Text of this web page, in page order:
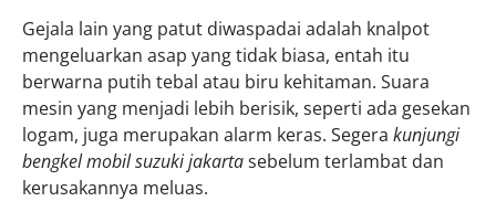
Gejala lain yang patut diwaspadai adalah knalpot
mengeluarkan asap yang tidak biasa, entah itu
berwarna putih tebal atau biru kehitaman. Suara
mesin yang menjadi lebih berisik, seperti ada gesekan
logam, juga merupakan alarm keras. Segera kunjungi
bengkel mobil suzuki jakartasebelum terlambat dan
kerusakannya meluas.